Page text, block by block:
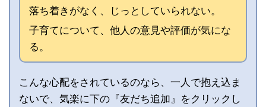
落ち着きがなく、じっとしていられない。
子育てについて、他人の意見や評価が気にな
る。
こんな心配をされているのなら、一人で抱え込ま
ないで、気楽に下の『友だち追加』をクリックし